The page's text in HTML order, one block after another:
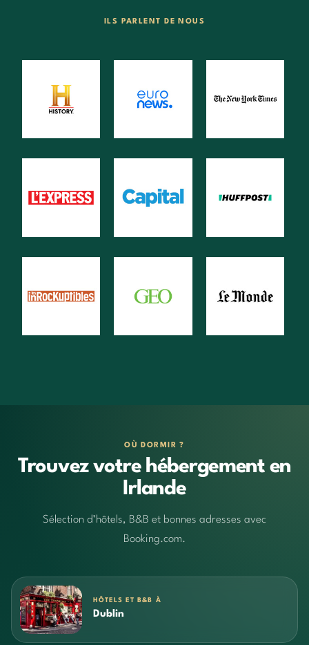
ILS PARLENT DE NOUS
OÙ DORMIR ?
Trouvez votre hébergement en
Irlande
Sélection d’hôtels, B&B et bonnes adresses avec
Booking.com.
HÔTELS ET B&B À
Dublin